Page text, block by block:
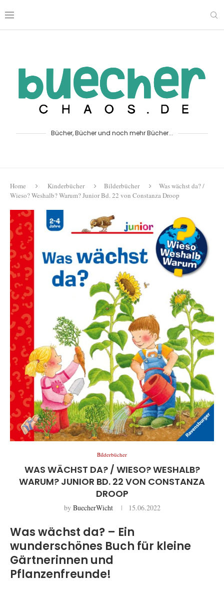
Bücher, Bücher und noch mehr Bücher...
Home Kinderbücher Bilderbücher
Was wächst da? /
Wieso? Weshalb? Warum? Junior Bd. 22 von Constanza Droop
Bilderbücher
WAS WÄCHST DA? / WIESO? WESHALB?
WARUM? JUNIOR BD. 22 VON CONSTANZA
DROOP
by BuecherWicht 15.06.2022
Was wächst da? – Ein
wunderschönes Buch für kleine
Gärtnerinnen und
Pflanzenfreunde!